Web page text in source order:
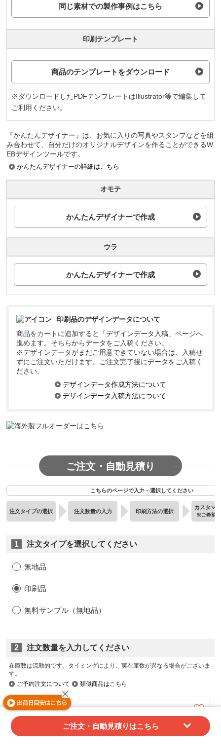
同じ素材での製作事例はこちら
印刷テンプレート
商品のテンプレートをダウンロード
※ダウンロードしたPDFテンプレートはIllustrator等で編集して
ご利用ください。
『かんたんデザイナー』は、お気に入りの写真やスタンプなどを組
み合わせて、自分だけのオリジナルデザインを作ることができるW
EBデザインツールです。
かんたんデザイナーの詳細はこちら
オモテ
かんたんデザイナーで作成
ウラ
かんたんデザイナーで作成
印刷品のデザインデータについて
商品をカートに追加すると「デザインデータ入稿」ページへ
進めます。そちらからデータをご入稿ください。
※デザインデータがまだご用意できていない場合は、入稿せ
ずにご注文いただけます。ご注文完了後にデータをご入稿く
ださい。
デザインデータ作成方法について
デザインデータ入稿方法について
ご注文・自動見積り
こちらのページで入力・選択してください
注文タイプの選択 注文数量の入力 印刷方法の選択
カスタマ
※ご希望
1 注文タイプを選択してください
無地品
印刷品
無料サンプル（無地品）
2 注文数量を入力してください
在庫数は流動的です。タイミングにより、実在庫数が異なる場合がございま
す。
ご予約注文について
類似商品はこちら
ナチュラル (H53005)
在庫数: 個
ご注文・自動見積りはこちら